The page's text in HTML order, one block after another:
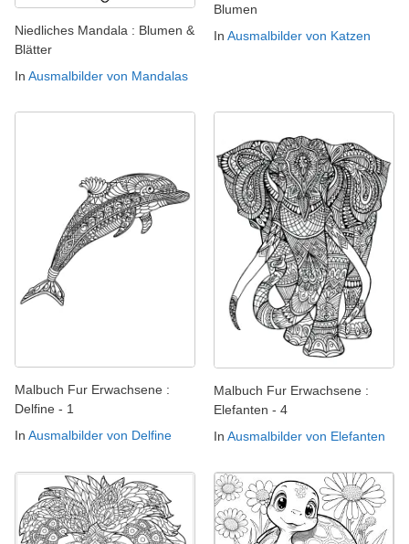
Niedliches Mandala : Blumen &
Blätter
In Ausmalbilder von Mandalas
Blumen
In Ausmalbilder von Katzen
Malbuch Fur Erwachsene :
Delfine - 1
In Ausmalbilder von Delfine
Malbuch Fur Erwachsene :
Elefanten - 4
In Ausmalbilder von Elefanten